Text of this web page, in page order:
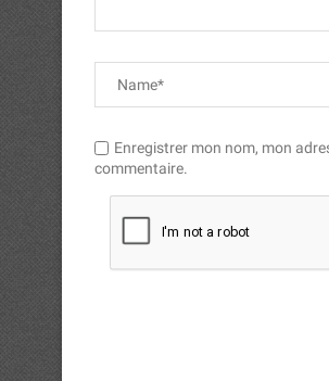
Enregistrer mon nom, mon
commentaire.